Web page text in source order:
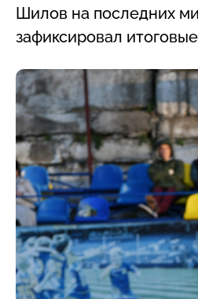
Шилов на последних
зафиксировал итоговые